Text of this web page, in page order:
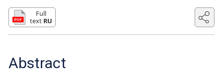
Full
text RU
Abstract